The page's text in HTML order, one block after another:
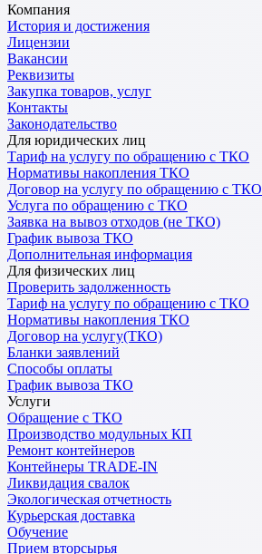
Компания
История и достижения
Лицензии
Вакансии
Реквизиты
Закупка товаров, услуг
Контакты
Законодательство
Для юридических лиц
Тариф на услугу по обращению с ТКО
Нормативы накопления ТКО
Договор на услугу по обращению с ТКО
Услуга по обращению с ТКО
Заявка на вывоз отходов (не ТКО)
График вывоза ТКО
Дополнительная информация
Для физических лиц
Проверить задолженность
Тариф на услугу по обращению с ТКО
Нормативы накопления ТКО
Договор на услугу(ТКО)
Бланки заявлений
Способы оплаты
График вывоза ТКО
Услуги
Обращение с ТКО
Производство модульных КП
Ремонт контейнеров
Контейнеры TRADE-IN
Ликвидация свалок
Экологическая отчетность
Курьерская доставка
Обучение
Прием вторсырья